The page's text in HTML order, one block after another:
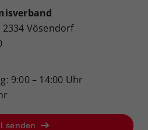
2334 Vösendorf
9:00 – 14:00 Uhr
senden